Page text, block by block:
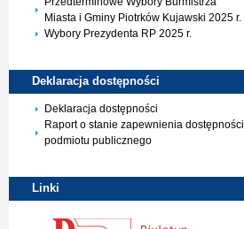
Miasta i Gminy Piotrków Kujawski 2025 r.
Wybory Prezydenta RP 2025 r.
Deklaracja dostępności
Deklaracja dostępności
Raport o stanie zapewnienia dostępności
podmiotu publicznego
Linki